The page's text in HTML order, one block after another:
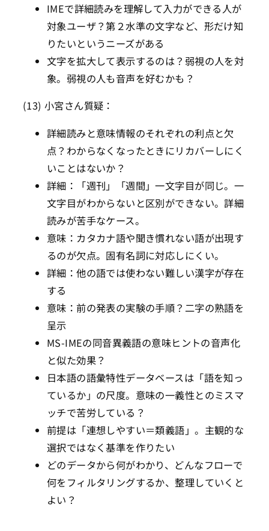
IMEで詳細読みを理解して入力ができる人が
対象ユーザ？第２水準の文字など、形だけ知
りたいというニーズがある
文字を拡大して表示するのは？弱視の人を対
象。弱視の人も音声を好むかも？
(13) 小宮さん質疑：
詳細読みと意味情報のそれぞれの利点と欠
点？わからなくなったときにリカバーしにく
いことはないか？
詳細：「週刊」「週間」一文字目が同じ。一
文字目がわからないと区別ができない。詳細
読みが苦手なケース。
意味：カタカナ語や聞き慣れない語が出現す
るのが欠点。固有名詞に対応しにくい。
詳細：他の語では使わない難しい漢字が存在
する
意味：前の発表の実験の手順？二字の熟語を
呈示
MS-IMEの同音異義語の意味ヒントの音声化
と似た効果？
日本語の語彙特性データベースは「語を知っ
ているか」の尺度。意味の一義性とのミスマ
ッチで苦労している？
前提は「連想しやすい＝類義語」。主観的な
選択ではなく基準を作りたい
どのデータから何がわかり、どんなフローで
何をフィルタリングするか、整理していくと
よい？